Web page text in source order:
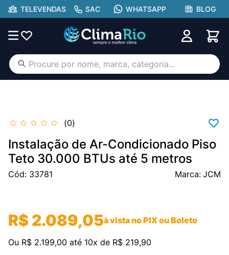
TELEVENDAS SAC WHATSAPP BLOG
Procure por nome, marca, categoria...
0
Instalação de Ar-Condicionado Piso
Teto 30.000 BTUs até 5 metros
Cód: 33781 JCM
R$2.089,05à vista no PIX ou Boleto
Ou R$ 2.199,00 até 10x de R$ 219,90
2º aufit
hisense portátil
4º lg
5º tcl
8º midea
9º cassete